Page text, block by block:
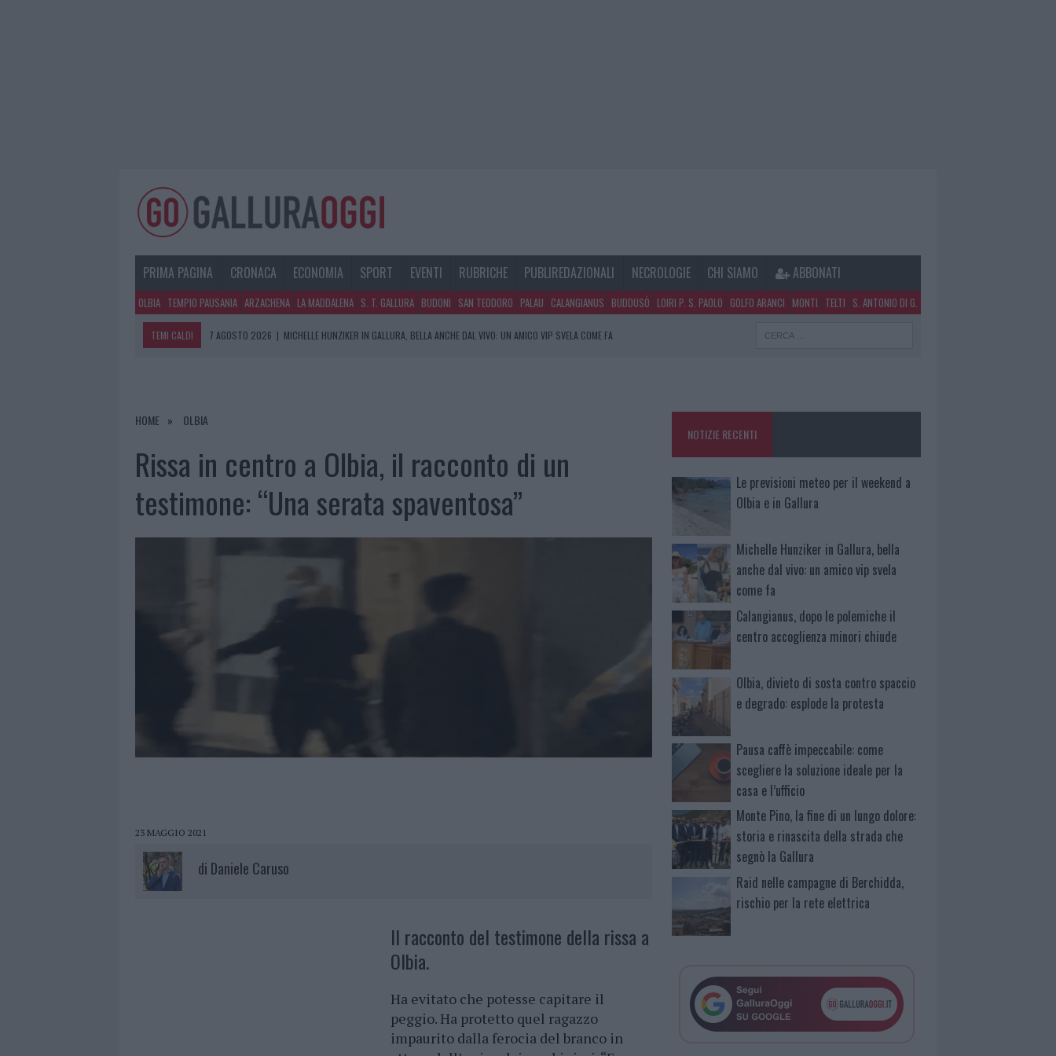
PRIMA PAGINA CRONACA ECONOMIA SPORT EVENTI RUBRICHE PUBLIREDAZIONALI NECROLOGIE CHI SIAMO ABBONATI
OLBIA TEMPIO PAUSANIA ARZACHENA LA MADDALENA S. T. GALLURA BUDONI SAN TEODORO PALAU CALANGIANUS BUDDUSÒ LOIRI P. S. PAOLO GOLFO ARANCI MONTI TELTI S. ANTONIO DI G.
TEMI CALDI 7 AGOSTO 2026 | MICHELLE HUNZIKER IN GALLURA, BELLA ANCHE DAL VIVO: UN AMICO VIP SVELA COME FA
7 AGOSTO 2026
HOME OLBIA
Rissa in centro a Olbia, il racconto di un
testimone: “Una serata spaventosa”
23 MAGGIO 2021
di Daniele Caruso
Il racconto del testimone della rissa a
Olbia.
Ha evitato che potesse capitare il
peggio. Ha protetto quel ragazzo
impaurito dalla ferocia del branco in
NOTIZIE RECENTI
Le previsioni meteo per il weekend a
Olbia e in Gallura
Michelle Hunziker in Gallura, bella
anche dal vivo: un amico vip svela
come fa
Calangianus, dopo le polemiche il
centro accoglienza minori chiude
Olbia, divieto di sosta contro spaccio
e degrado: esplode la protesta
Pausa caffè impeccabile: come
scegliere la soluzione ideale per la
casa e l’ufficio
Monte Pino, la fine di un lungo dolore:
storia e rinascita della strada che
segnò la Gallura
Raid nelle campagne di Berchidda,
rischio per la rete elettrica